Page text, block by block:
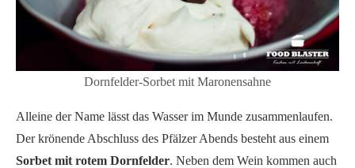
Dornfelder-Sorbet mit Maronensahne
Alleine der Name lässt das Wasser im Munde zusammenlaufen.
Der krönende Abschluss des Pfälzer Abends besteht aus einem
Sorbet mit rotem Dornfelder. Neben dem Wein kommen auch